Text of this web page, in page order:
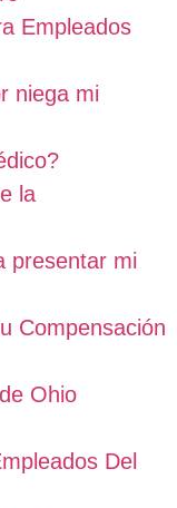
Empleados
niega mi
la
presentar mi
Compensación
Ohio
Del